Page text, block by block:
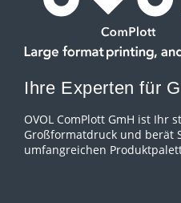
Ihre Experten für
OVOL ComPlott GmH ist Ihr
Großformatdruck und berät
umfangreichen